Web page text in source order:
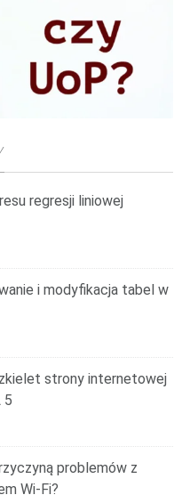
regresji liniowej
i modyfikacja tabel w
strony internetowej
5
problemów z
Wi-Fi?